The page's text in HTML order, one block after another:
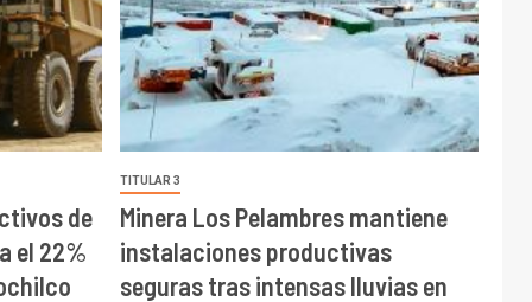
de
el 22%
TITULAR 3
Minera Los Pelambres mantiene
instalaciones productivas
seguras tras intensas lluvias en